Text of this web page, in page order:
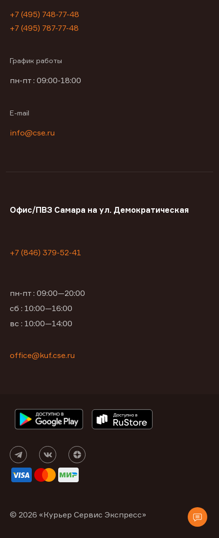
+7 (495) 748-77-48
+7 (495) 787-77-48
График работы
пн-пт : 09:00-18:00
E-mail
info@cse.ru
Офис/ПВЗ Самара на ул. Демократическая
+7 (846) 379-52-41
пн-пт : 09:00—20:00
сб : 10:00—16:00
вс : 10:00—14:00
office@kuf.cse.ru
© 2026 «Курьер Сервис Экспресс»